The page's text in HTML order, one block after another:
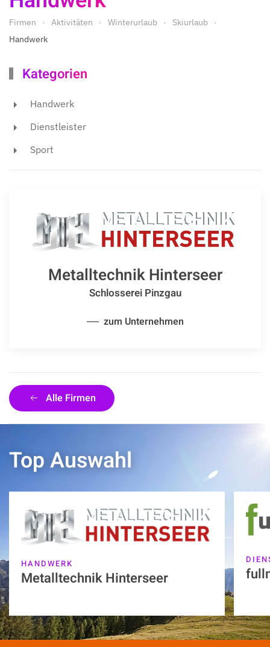
Firmen Aktivitäten Winterurlaub
Skiurlaub
Handwerk
Kategorien
Handwerk
Dienstleister
Sport
Metalltechnik Hinterseer
Schlosserei Pinzgau
zum Unternehmen
Alle Firmen
Top Auswahl
HANDWERK
Metalltechnik Hinterseer